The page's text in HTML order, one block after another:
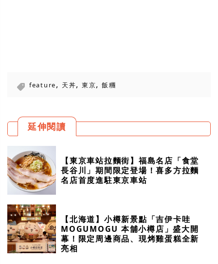
feature, 天丼, 東京, 飯糰
延伸閱讀
【東京車站拉麵街】福島名店「食堂
長谷川」期間限定登場！喜多方拉麵
名店首度進駐東京車站
【北海道】小樽新景點「吉伊卡哇
MOGUMOGU 本舖小樽店」盛大開
幕！限定周邊商品、現烤雞蛋糕全新
亮相